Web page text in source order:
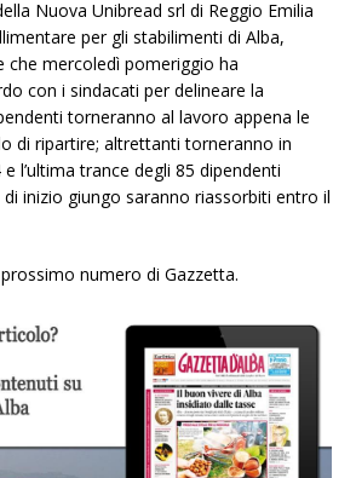
Nuova Unibread srl di Reggio Emilia
per gli stabilimenti di Alba,
che mercoledì pomeriggio ha
con i sindacati per delineare la
torneranno al lavoro appena le
di ripartire; altrettanti torneranno in
l’ultima trance degli 85 dipendenti
inizio giungo saranno riassorbiti entro il
numero di Gazzetta.